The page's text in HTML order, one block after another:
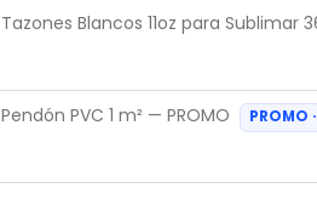
Tazones Blancos 11oz para Sublimar
Pendón PVC 1 m² — PROMO PROMO